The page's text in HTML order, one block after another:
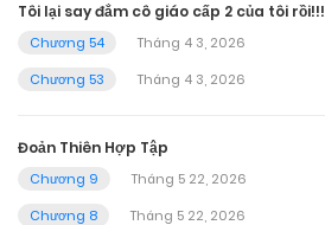
Tôi lại say đắm cô giáo cấp 2 của tôi rồi!!!
Chương 54
Tháng 4 3, 2026
Chương 53
Tháng 4 3, 2026
Đoản Thiên Hợp Tập
Chương 9
Tháng 5 22, 2026
Chương 8
Tháng 5 22, 2026